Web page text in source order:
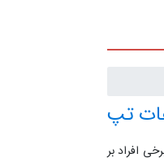
تپ
افراد بر